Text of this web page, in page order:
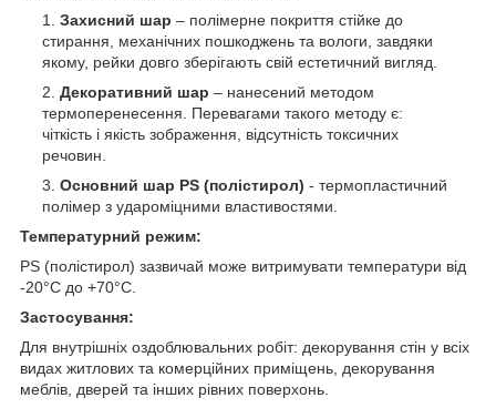
Захисний шар – полімерне покриття стійке до
стирання, механічних пошкоджень та вологи, завдяки
якому, рейки довго зберігають свій естетичний вигляд.
Декоративний шар – нанесений методом
термоперенесення. Перевагами такого методу є:
чіткість і якість зображення, відсутність токсичних
речовин.
Основний шар PS (полістирол) - термопластичний
полімер з удароміцними властивостями.
Температурний режим:
PS (полістирол) зазвичай може витримувати температури від
-20°C до +70°C.
Застосування:
Для внутрішніх оздоблювальних робіт: декорування стін у всіх
видах житлових та комерційних приміщень, декорування
меблів, дверей та інших рівних поверхонь.